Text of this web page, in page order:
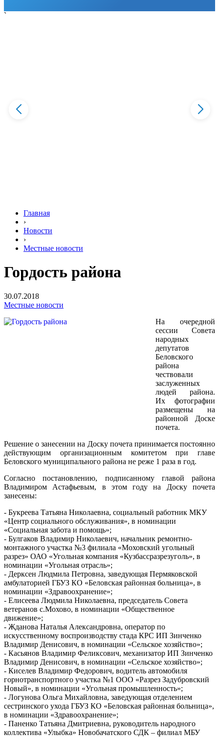
`
Главная
›
Новости
›
Местные новости
Гордость района
30.07.2018
Местные новости
На очередной
сессии Совета
народных
депутатов
Беловского
района
чествовали
заслуженных
людей района.
Их фотографии
размещены на
районной Доске
почета.
Решение о занесении на Доску почета принимается постоянно
действующим организационным комитетом при главе
Беловского муниципального района не реже 1 раза в год.
Согласно постановлению, подписанному главой района
Владимиром Астафьевым, в этом году на Доску почета
занесены:
- Букреева Татьяна Николаевна, социальный работник МКУ
«Центр социального обслуживания», в номинации
«Социальная забота и помощь»;
- Булгаков Владимир Николаевич, начальник ремонтно-
монтажного участка №3 филиала «Моховский угольный
разрез» ОАО «Угольная компания «Кузбассразрезуголь», в
номинации «Угольная отрасль»;
- Дерксен Людмила Петровна, заведующая Пермяковской
амбулаторией ГБУЗ КО «Беловская районная больница», в
номинации «Здравоохранение»;
- Елисеева Людмила Николаевна, председатель Совета
ветеранов с.Мохово, в номинации «Общественное
движение»;
- Жданова Наталья Александровна, оператор по
искусственному воспроизводству стада КРС ИП Зинченко
Владимир Денисович, в номинации «Сельское хозяйство»;
- Касьянов Владимир Феликсович, механизатор ИП Зинченко
Владимир Денисович, в номинации «Сельское хозяйство»;
- Киселев Владимир Федорович, водитель автомобиля
горнотранспортного участка №1 ООО «Разрез Задубровский
Новый», в номинации «Угольная промышленность»;
- Логунова Ольга Михайловна, заведующая отделением
сестринского ухода ГБУЗ КО «Беловская районная больница»,
в номинации «Здравоохранение»;
- Паненко Татьяна Дмитриевна, руководитель народного
коллектива «Улыбка» Новобачатского СДК – филиал МБУ